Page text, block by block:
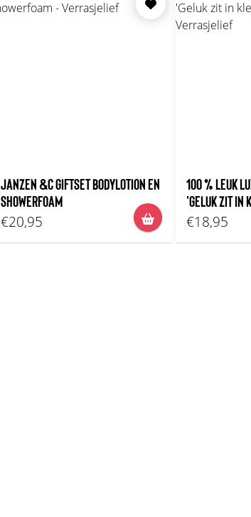
JANZEN &C GIFTSET BODYLOTION EN
SHOWERFOAM
€20,95
100 % LEUK
'GELUK ZIT IN
€18,95